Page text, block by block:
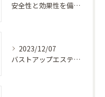
安全性と効果性を備えたバストアップエステ
2023/12/07
バストアップエステで美しく健康的なバストに！最新バストケアサロン特集